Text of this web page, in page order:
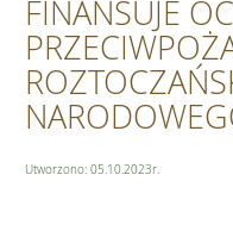
FINANSUJE
Utworzono: 05.10.2023r.